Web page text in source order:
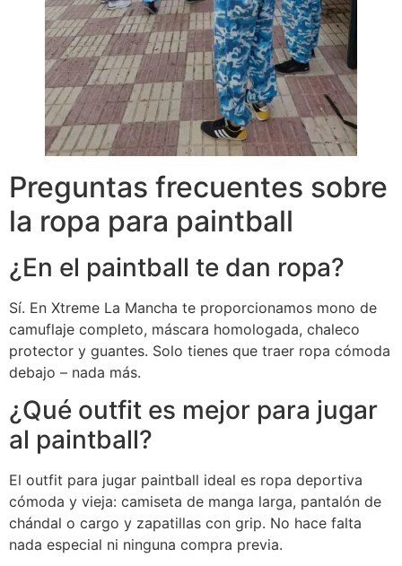
Preguntas frecuentes sobre
la ropa para paintball
¿En el paintball te dan ropa?
Sí. En Xtreme La Mancha te proporcionamos mono de
camuflaje completo, máscara homologada, chaleco
protector y guantes. Solo tienes que traer ropa cómoda
debajo – nada más.
¿Qué outfit es mejor para jugar
al paintball?
El outfit para jugar paintball ideal es ropa deportiva
cómoda y vieja: camiseta de manga larga, pantalón de
chándal o cargo y zapatillas con grip. No hace falta
nada especial ni ninguna compra previa.